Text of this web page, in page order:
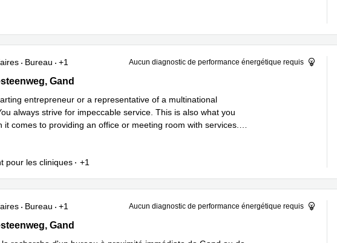
Bureau +1 Aucun diagnostic de performance énergétique requis
159, Gand
Gand
pour les cliniques +1
entrepreneur or a representative of a multinational
always strive for impeccable service. This is also what you
it comes to providing an office or meeting room with services.
Bureau +1 Aucun diagnostic de performance énergétique requis
74a, Gand
Gand